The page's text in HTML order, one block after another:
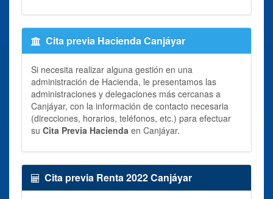
Cita previa Hacienda Canjáyar
Si necesita realizar alguna gestión en una
administración de Hacienda, le presentamos las
administraciones y delegaciones más cercanas a
Canjáyar, con la información de contacto necesaria
(direcciones, horarios, teléfonos, etc.) para efectuar
su Cita Previa Hacienda en Canjáyar.
Cita previa Renta 2022 Canjáyar